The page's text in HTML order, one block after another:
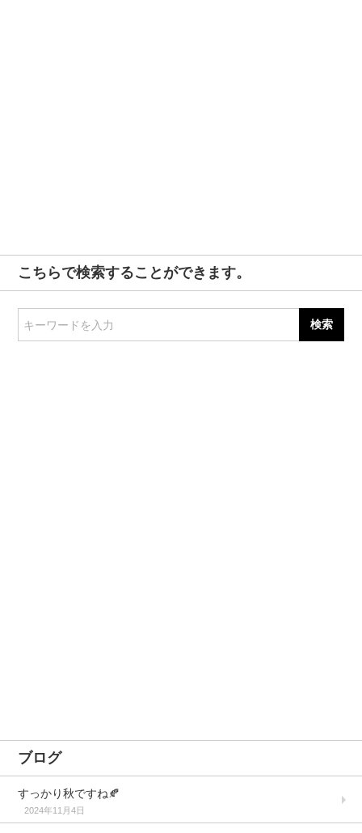
こちらで検索することができます。
キーワードを入力
ブログ
すっかり秋ですね🍂
2024年11月4日